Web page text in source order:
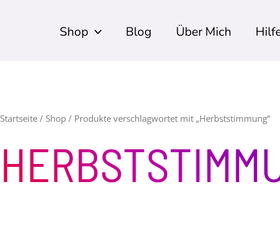
Shop Blog Über Mich
Startseite/ Shop/ Produkte verschlagwortet mit „Herbststimmung“